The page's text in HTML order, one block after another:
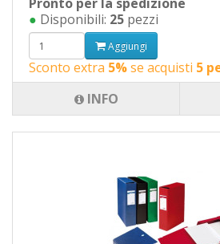
● Disponibili: 25 pezzi
Aggiungi
Sconto extra 5%se acquisti 5
INFO